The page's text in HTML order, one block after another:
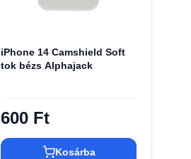
iPhone 14 Camshield Soft
tok bézs Alphajack
600 Ft
Kosárba